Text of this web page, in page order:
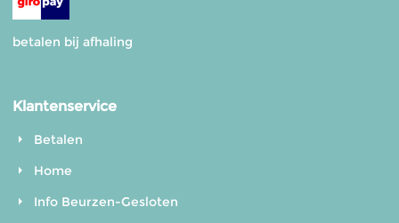
betalen bij afhaling
Klantenservice
Betalen
Home
Info Beurzen-Gesloten